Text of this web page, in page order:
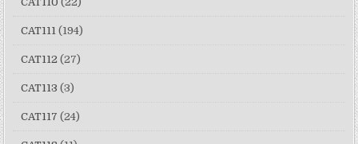
CAT111 (194)
CAT112 (27)
CAT113 (3)
CAT117 (24)